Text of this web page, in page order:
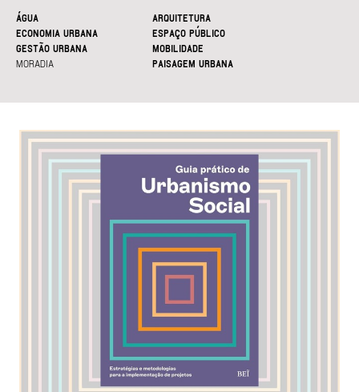
ÁGUA
ARQUITETURA
ECONOMIA URBANA
ESPAÇO PÚBLICO
GESTÃO URBANA
MOBILIDADE
MORADIA
PAISAGEM URBANA